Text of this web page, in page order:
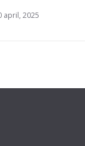
april, 2025